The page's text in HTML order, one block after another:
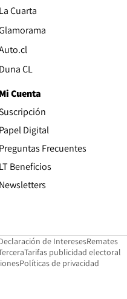
La Cuarta
Duna CL
Mi Cuenta
Papel Digital
Preguntas Frecuentes
LT Beneficios
Newsletters
in new window
de InteresesOpens in
Remates
Opens in new window
Tarifas publicidad electoral
Políticas de privacidad